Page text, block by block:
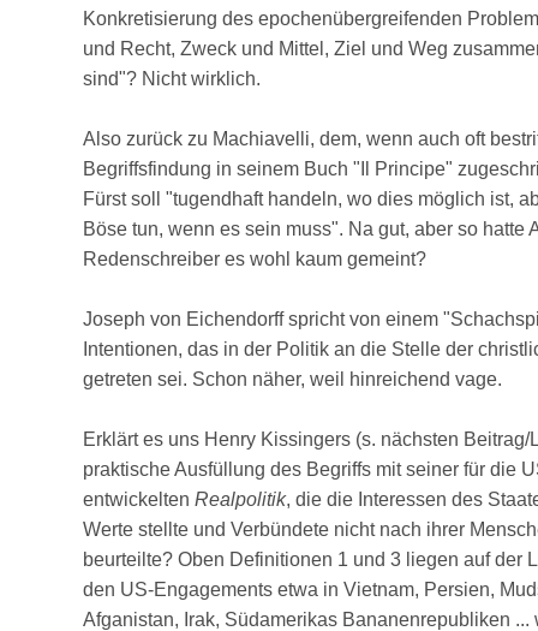
Konkretisierung des epochenübergreifenden
und Recht, Zweck und Mittel, Ziel und Weg
sind"? Nicht wirklich.
Also zurück zu Machiavelli, dem, wenn auch oft
Begriffsfindung in seinem Buch "Il Principe"
Fürst soll "tugendhaft handeln, wo dies möglich ist,
Böse tun, wenn es sein muss". Na gut, aber so hatte
Redenschreiber es wohl kaum gemeint?
Joseph von Eichendorff spricht von einem
Intentionen, das in der Politik an die Stelle der
getreten sei. Schon näher, weil hinreichend vage.
Erklärt es uns Henry Kissingers (s. nächsten Beitrag/
praktische Ausfüllung des Begriffs mit seiner für die
entwickelten Realpolitik, die die Interessen des
Werte stellte und Verbündete nicht nach ihrer
beurteilte? Oben Definitionen 1 und 3 liegen auf der
den US-Engagements etwa in Vietnam, Persien,
Afganistan, Irak, Südamerikas Bananenrepubliken ...